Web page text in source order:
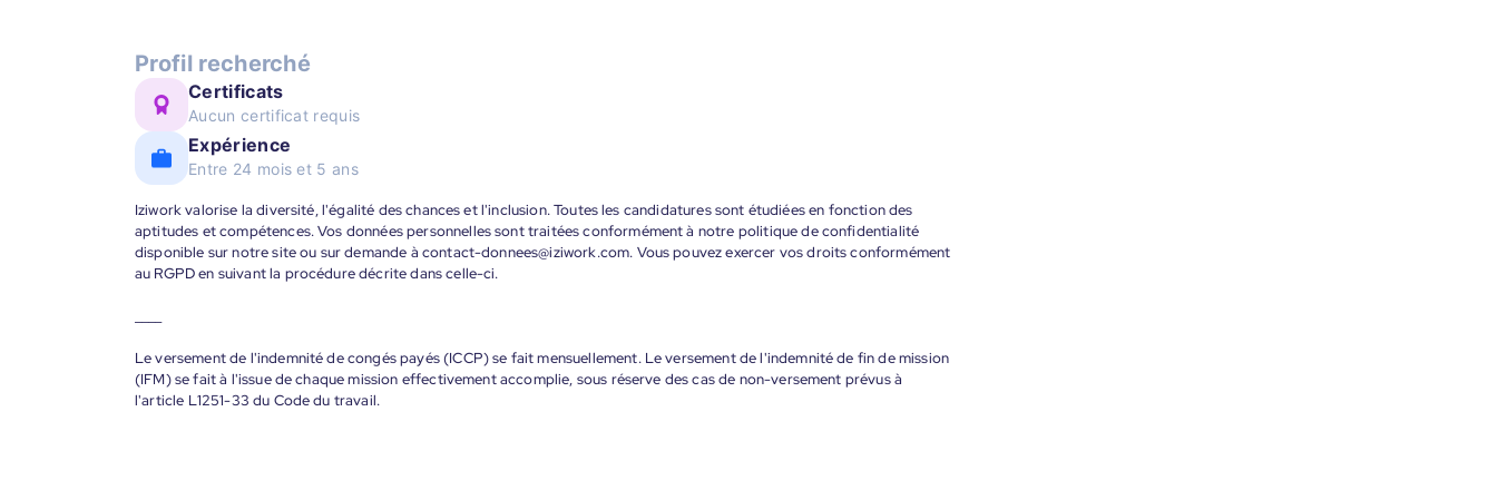
Profil recherché
Certificats
Aucun certificat requis
Expérience
Entre 24 mois et 5 ans
Iziwork valorise la diversité, l'égalité des chances et l'inclusion. Toutes les candidatures sont étudiées en fonction des
aptitudes et compétences. Vos données personnelles sont traitées conformément à notre politique de confidentialité
disponible sur notre site ou sur demande à contact-donnees@iziwork.com. Vous pouvez exercer vos droits conformément
au RGPD en suivant la procédure décrite dans celle-ci.
Le versement de l'indemnité de congés payés (ICCP) se fait mensuellement. Le versement de l'indemnité de fin de mission
(IFM) se fait à l'issue de chaque mission effectivement accomplie, sous réserve des cas de non-versement prévus à
l'article L1251-33 du Code du travail.